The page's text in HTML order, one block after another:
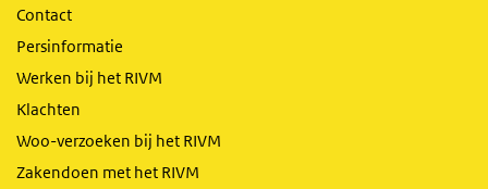
Contact
Persinformatie
Werken bij het RIVM
Klachten
Woo-verzoeken bij het RIVM
Zakendoen met het RIVM